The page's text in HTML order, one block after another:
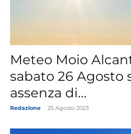
Meteo Moio
sabato 26 Agosto
assenza di...
Redazione 25 Agosto 2023